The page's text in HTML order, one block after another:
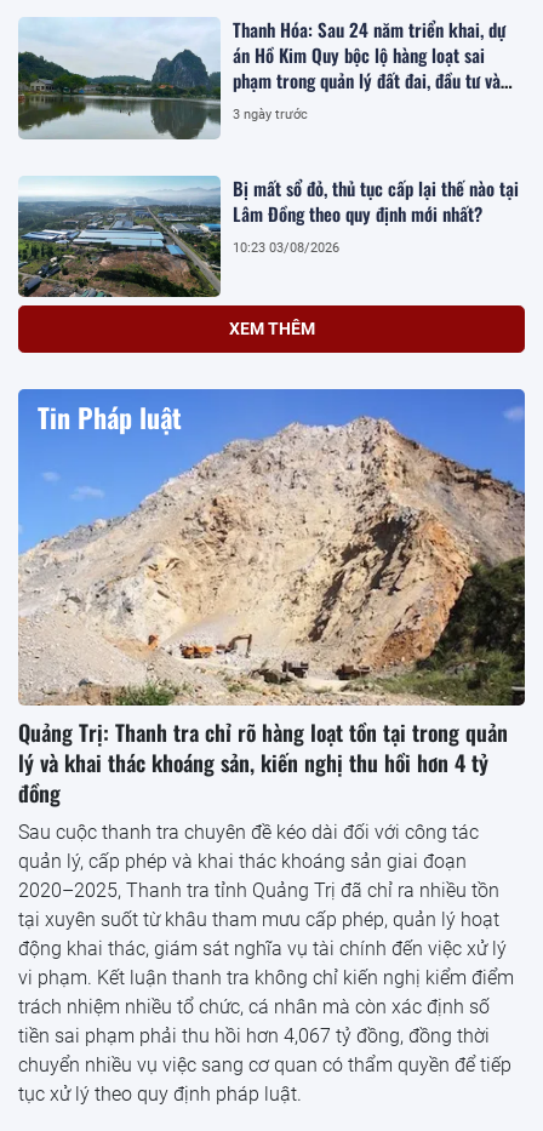
Thanh Hóa: Sau 24 năm triển khai, dự
án Hồ Kim Quy bộc lộ hàng loạt sai
phạm trong quản lý đất đai, đầu tư và
quy hoạch
3 ngày trước
Bị mất sổ đỏ, thủ tục cấp lại thế nào tại
Lâm Đồng theo quy định mới nhất?
10:23 03/08/2026
XEM THÊM
Tin Pháp luật
Quảng Trị: Thanh tra chỉ rõ hàng loạt tồn tại trong quản
lý và khai thác khoáng sản, kiến nghị thu hồi hơn 4 tỷ
đồng
Sau cuộc thanh tra chuyên đề kéo dài đối với công tác
quản lý, cấp phép và khai thác khoáng sản giai đoạn
2020–2025, Thanh tra tỉnh Quảng Trị đã chỉ ra nhiều tồn
tại xuyên suốt từ khâu tham mưu cấp phép, quản lý hoạt
động khai thác, giám sát nghĩa vụ tài chính đến việc xử lý
vi phạm. Kết luận thanh tra không chỉ kiến nghị kiểm điểm
trách nhiệm nhiều tổ chức, cá nhân mà còn xác định số
tiền sai phạm phải thu hồi hơn 4,067 tỷ đồng, đồng thời
chuyển nhiều vụ việc sang cơ quan có thẩm quyền để tiếp
tục xử lý theo quy định pháp luật.